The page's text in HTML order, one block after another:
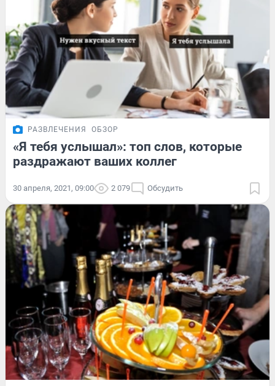
РАЗВЛЕЧЕНИЯ ОБЗОР
«Я тебя услышал»: топ слов, которые
раздражают ваших коллег
30 апреля, 2021, 09:00 2 079 Обсудить